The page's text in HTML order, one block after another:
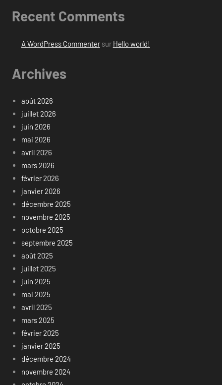
Recent Comments
A WordPress Commentersur Hello world!
Archives
août 2026
juillet 2026
juin 2026
mai 2026
avril 2026
mars 2026
février 2026
janvier 2026
décembre 2025
novembre 2025
octobre 2025
septembre 2025
août 2025
juillet 2025
juin 2025
mai 2025
avril 2025
mars 2025
février 2025
janvier 2025
décembre 2024
novembre 2024